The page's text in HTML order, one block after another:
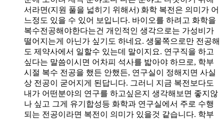
서라면(지원 풀을 넓히기 위해서) 화학 복전은 의미가 어
느정도 있을 수 있어 보입니다. 바이오를 하려고 화학을
복수전공해야한다는건 개인적인 생각으로는 가성비가
떨어지는게 아닌가 싶기도 하네요. 생물쪽으로만 전공해
도 제약사에서 일할수 있는데 말이지요. 연구직을 하고
싶다는 말씀이시면 어차피 석사를 밟아야 하므로, 학부
시절 복수 전공을 했든 안했든, 연구실이 정해지면 사실
상 전공이 굳어지게 된답니다. 그러니 지금 복전보다도
내가 어떤분야의 연구를 하고싶은지 생각해보면 좋지않
나 싶고 그게 유기합성등 화학과 연구실에서 주로 수행
되는 전공이라면 복전이 의미가 있을것 같습니다. 학부